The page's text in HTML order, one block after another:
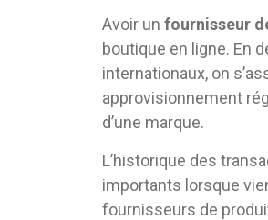
Avoir un fournisseur
boutique en ligne. En
internationaux, on
approvisionnement
d’une marque.
L’historique des
importants lorsque
fournisseurs de